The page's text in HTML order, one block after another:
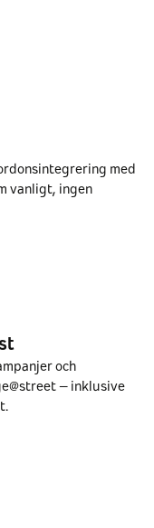
med
vanligt, ingen
och
– inklusive